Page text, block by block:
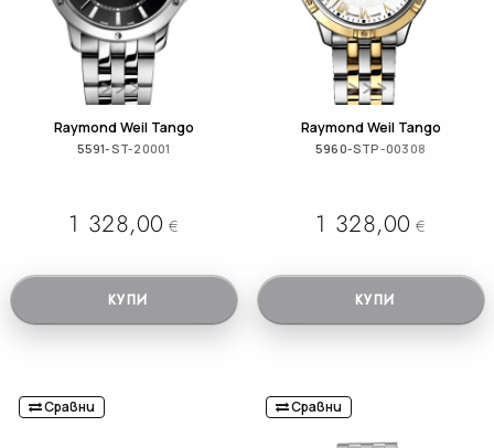
Raymond Weil Tango
5591-ST-20001
1 328,00 €
КУПИ
Raymond Weil Tango
5960-STP-00308
1 328,00 €
КУПИ
Сравни Сравни